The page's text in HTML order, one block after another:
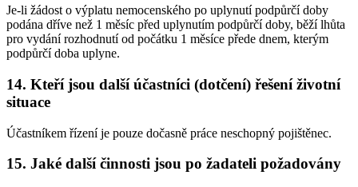
Je-li žádost o výplatu nemocenského po uplynutí podpůrčí doby
podána dříve než 1 měsíc před uplynutím podpůrčí doby, běží lhůta
pro vydání rozhodnutí od počátku 1 měsíce přede dnem, kterým
podpůrčí doba uplyne.
14. Kteří jsou další účastníci (dotčení) řešení životní
situace
Účastníkem řízení je pouze dočasně práce neschopný pojištěnec.
15. Jaké další činnosti jsou po žadateli požadovány